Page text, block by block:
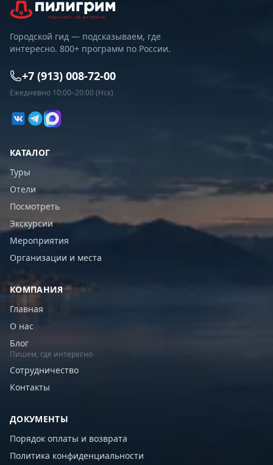
Городской гид — подсказываем, где
интересно. 800+ программ по России.
+7 (913) 008-72-00
Ежедневно 10:00–20:00 (Нск)
КАТАЛОГ
Туры
Отели
Посмотреть
Экскурсии
Мероприятия
Организации и места
КОМПАНИЯ
Главная
О нас
Блог
Пишем, где интересно
Сотрудничество
Контакты
ДОКУМЕНТЫ
Порядок оплаты и возврата
Политика конфиденциальности